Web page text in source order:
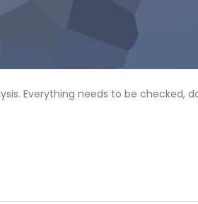
Everything needs to be checked,